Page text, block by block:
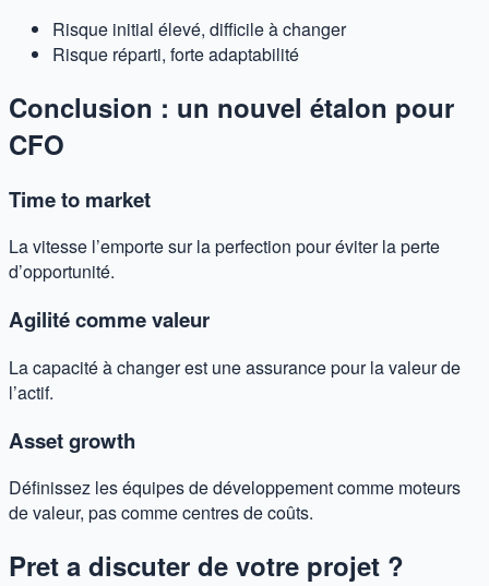
Risque initial élevé, difficile à changer
Risque réparti, forte adaptabilité
Conclusion : un nouvel étalon pour
CFO
Time to market
La vitesse l’emporte sur la perfection pour éviter la perte
d’opportunité.
Agilité comme valeur
La capacité à changer est une assurance pour la valeur de
l’actif.
Asset growth
Définissez les équipes de développement comme moteurs
de valeur, pas comme centres de coûts.
Pret a discuter de votre projet ?